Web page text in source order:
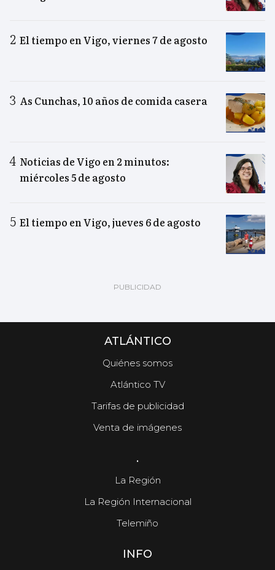
El tiempo en Vigo, viernes 7 de agosto
As Cunchas, 10 años de comida casera
Noticias de Vigo en 2 minutos:
miércoles 5 de agosto
El tiempo en Vigo, jueves 6 de agosto
ATLÁNTICO
Quiénes somos
Atlántico TV
Tarifas de publicidad
Venta de imágenes
.
La Región
La Región Internacional
Telemiño
INFO